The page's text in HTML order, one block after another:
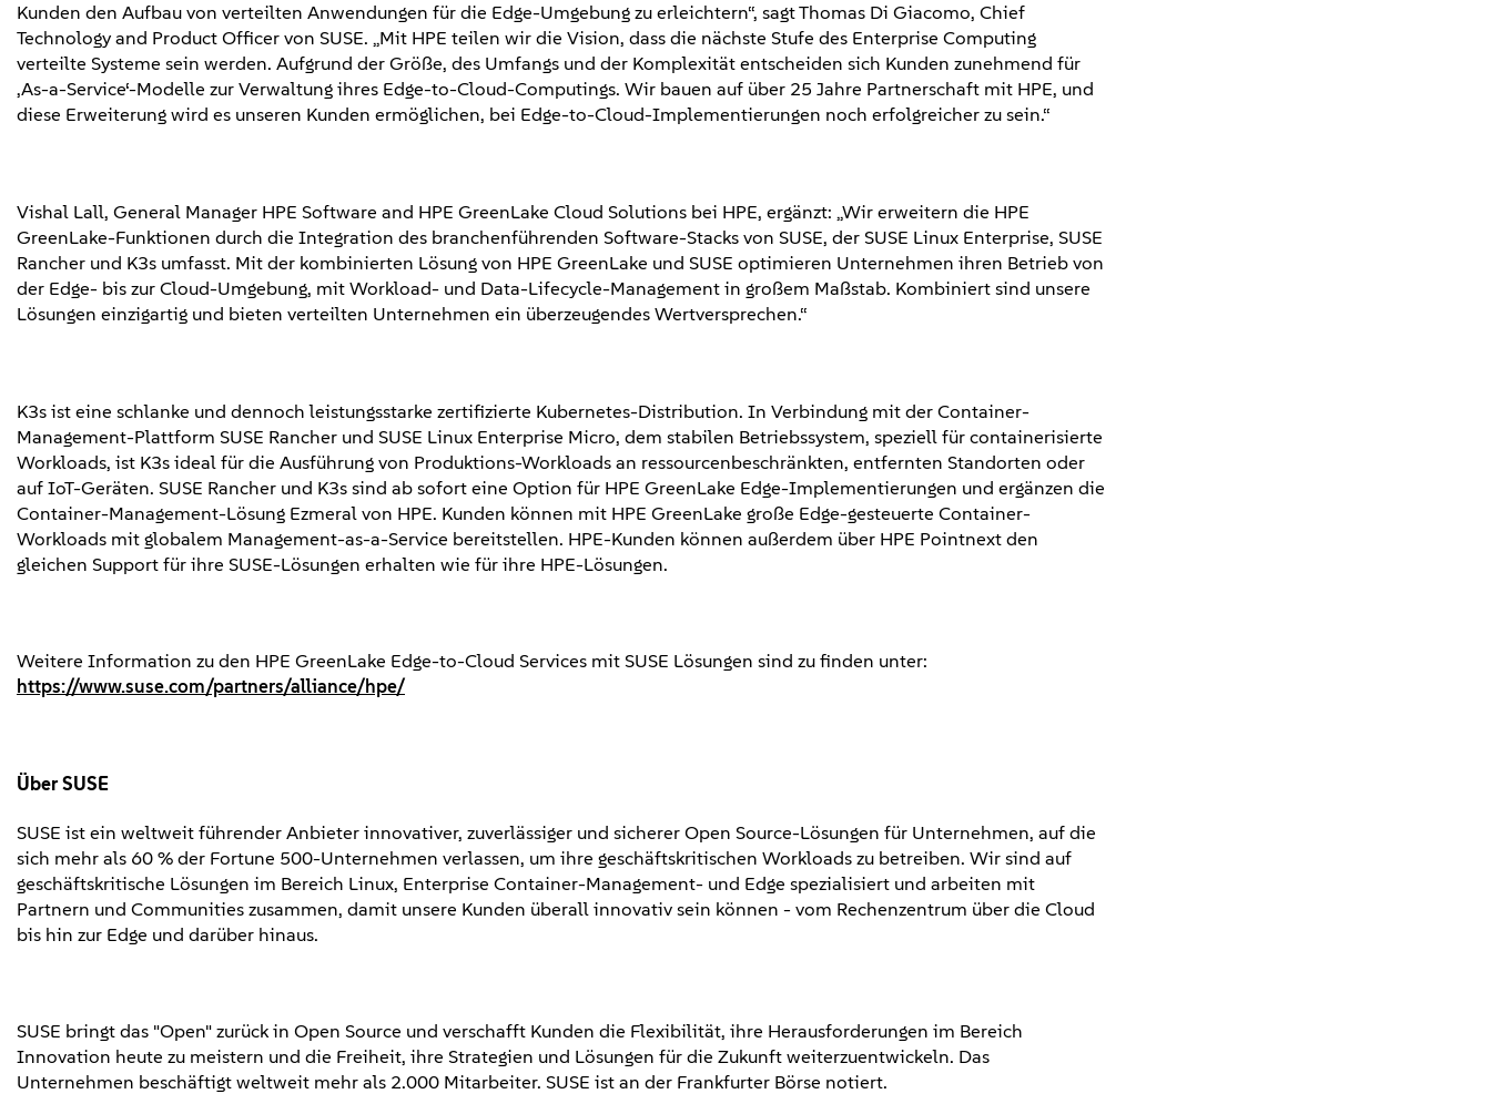
Kunden den Aufbau von verteilten Anwendungen für die Edge-Umgebung zu erleichtern“, sagt Thomas Di Giacomo, Chief
Technology and Product Officer von SUSE. „Mit HPE teilen wir die Vision, dass die nächste Stufe des Enterprise Computing
verteilte Systeme sein werden. Aufgrund der Größe, des Umfangs und der Komplexität entscheiden sich Kunden zunehmend für
‚As-a-Service‘-Modelle zur Verwaltung ihres Edge-to-Cloud-Computings. Wir bauen auf über 25 Jahre Partnerschaft mit HPE, und
diese Erweiterung wird es unseren Kunden ermöglichen, bei Edge-to-Cloud-Implementierungen noch erfolgreicher zu sein.“
Vishal Lall, General Manager HPE Software and HPE GreenLake Cloud Solutions bei HPE, ergänzt: „Wir erweitern die HPE
GreenLake-Funktionen durch die Integration des branchenführenden Software-Stacks von SUSE, der SUSE Linux Enterprise, SUSE
Rancher und K3s umfasst. Mit der kombinierten Lösung von HPE GreenLake und SUSE optimieren Unternehmen ihren Betrieb von
der Edge- bis zur Cloud-Umgebung, mit Workload- und Data-Lifecycle-Management in großem Maßstab. Kombiniert sind unsere
Lösungen einzigartig und bieten verteilten Unternehmen ein überzeugendes Wertversprechen.“
K3s ist eine schlanke und dennoch leistungsstarke zertifizierte Kubernetes-Distribution. In Verbindung mit der Container-
Management-Plattform SUSE Rancher und SUSE Linux Enterprise Micro, dem stabilen Betriebssystem, speziell für containerisierte
Workloads, ist K3s ideal für die Ausführung von Produktions-Workloads an ressourcenbeschränkten, entfernten Standorten oder
auf IoT-Geräten. SUSE Rancher und K3s sind ab sofort eine Option für HPE GreenLake Edge-Implementierungen und ergänzen die
Container-Management-Lösung Ezmeral von HPE. Kunden können mit HPE GreenLake große Edge-gesteuerte Container-
Workloads mit globalem Management-as-a-Service bereitstellen. HPE-Kunden können außerdem über HPE Pointnext den
gleichen Support für ihre SUSE-Lösungen erhalten wie für ihre HPE-Lösungen.
Weitere Information zu den HPE GreenLake Edge-to-Cloud Services mit SUSE Lösungen sind zu finden unter:
https://www.suse.com/partners/alliance/hpe/
Über SUSE
SUSE ist ein weltweit führender Anbieter innovativer, zuverlässiger und sicherer Open Source-Lösungen für Unternehmen, auf die
sich mehr als 60 % der Fortune 500-Unternehmen verlassen, um ihre geschäftskritischen Workloads zu betreiben. Wir sind auf
geschäftskritische Lösungen im Bereich Linux, Enterprise Container-Management- und Edge spezialisiert und arbeiten mit
Partnern und Communities zusammen, damit unsere Kunden überall innovativ sein können - vom Rechenzentrum über die Cloud
bis hin zur Edge und darüber hinaus.
SUSE bringt das "Open" zurück in Open Source und verschafft Kunden die Flexibilität, ihre Herausforderungen im Bereich
Innovation heute zu meistern und die Freiheit, ihre Strategien und Lösungen für die Zukunft weiterzuentwickeln. Das
Unternehmen beschäftigt weltweit mehr als 2.000 Mitarbeiter. SUSE ist an der Frankfurter Börse notiert.